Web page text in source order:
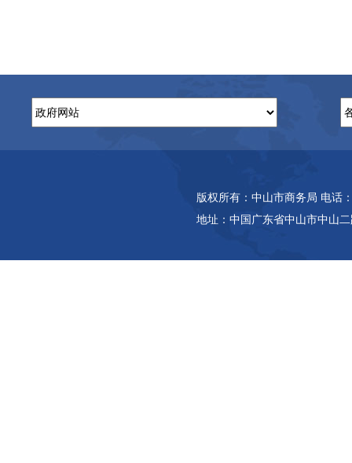
版权所有：中山市商务局 电话
地址：中国广东省中山市中山